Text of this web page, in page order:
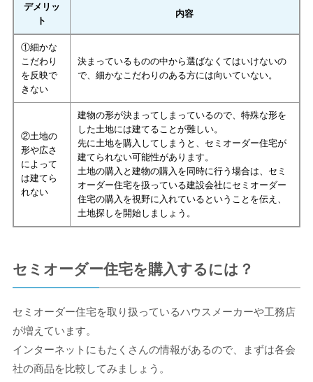
デメリッ
ト
内容
①細かな
こだわり
を反映で
きない
決まっているものの中から選ばなくてはいけないの
で、細かなこだわりのある方には向いていない。
②土地の
形や広さ
によって
は建てら
れない
建物の形が決まってしまっているので、特殊な形を
した土地には建てることが難しい。
先に土地を購入してしまうと、セミオーダー住宅が
建てられない可能性があります。
土地の購入と建物の購入を同時に行う場合は、セミ
オーダー住宅を扱っている建設会社にセミオーダー
住宅の購入を視野に入れているということを伝え、
土地探しを開始しましょう。
セミオーダー住宅を購入するには？
セミオーダー住宅を取り扱っているハウスメーカーや工務店
が増えています。
インターネットにもたくさんの情報があるので、まずは各会
社の商品を比較してみましょう。